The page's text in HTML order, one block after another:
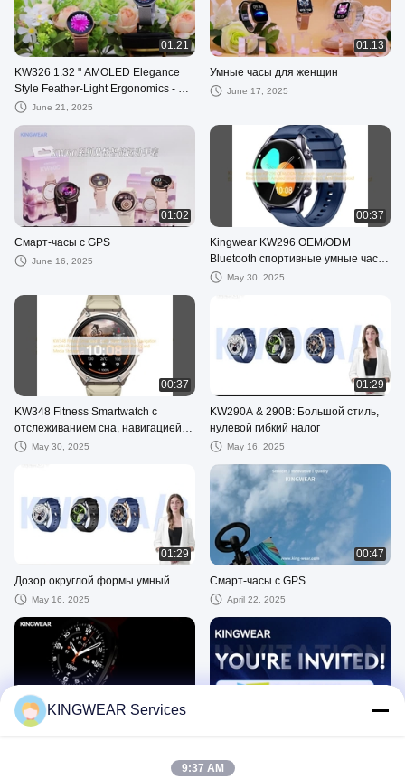
01:21
KW326 1.32 " AMOLED Elegance
Style Feather-Light Ergonomics - 8
мм Круглогранные модные умные
June 21, 2025
01:13
Умные часы для женщин
June 17, 2025
01:02
Смарт-часы с GPS
June 16, 2025
00:37
Kingwear KW296 OEM/ODM
Bluetooth спортивные умные часы
фитнес-трекер
May 30, 2025
00:37
KW348 Fitness Smartwatch с
отслеживанием сна, навигацией и
функциями на базе
May 30, 2025
01:29
KW290A & 290B: Большой стиль,
нулевой гибкий налог
May 16, 2025
01:29
Дозор округлой формы умный
May 16, 2025
00:47
Смарт-часы с GPS
April 22, 2025
00:38
KW298 Samsung Style 1.43 "Новые
Light Умные часы для упражнений
00:31
KINGWEAR на CES
KINGWEAR Services
9:37 AM